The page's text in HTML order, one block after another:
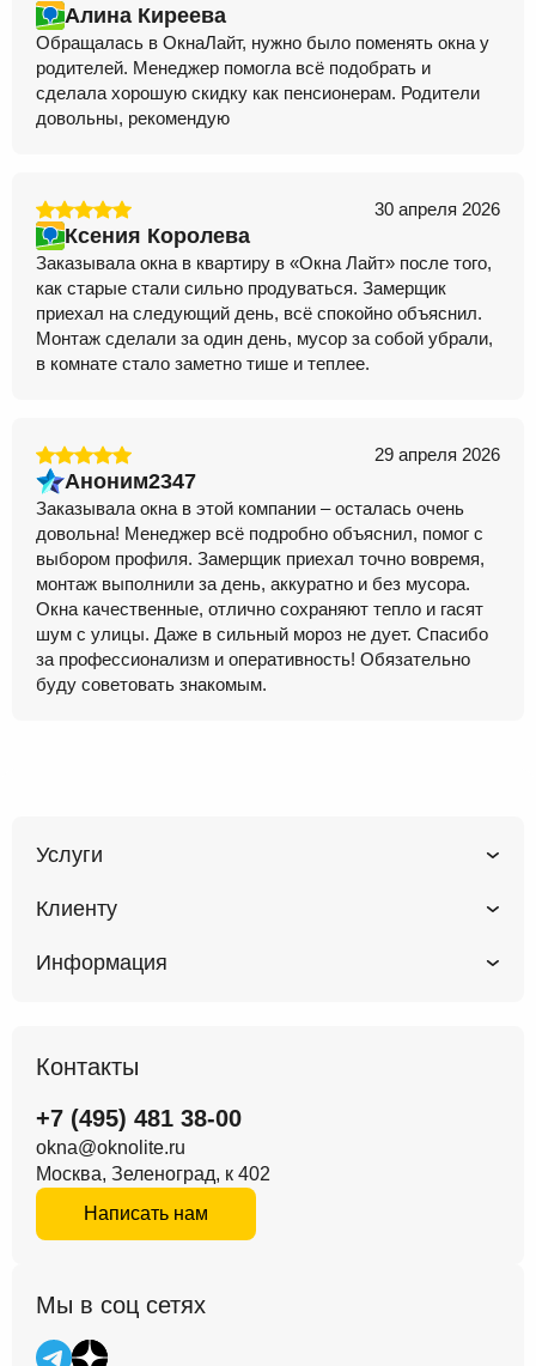
Алина Киреева
Обращалась в ОкнаЛайт, нужно было поменять окна у
родителей. Менеджер помогла всё подобрать и
сделала хорошую скидку как пенсионерам. Родители
довольны, рекомендую
30 апреля 2026
Ксения Королева
Заказывала окна в квартиру в «Окна Лайт» после того,
как старые стали сильно продуваться. Замерщик
приехал на следующий день, всё спокойно объяснил.
Монтаж сделали за один день, мусор за собой убрали,
в комнате стало заметно тише и теплее.
29 апреля 2026
Аноним2347
Заказывала окна в этой компании – осталась очень
довольна! Менеджер всё подробно объяснил, помог с
выбором профиля. Замерщик приехал точно вовремя,
монтаж выполнили за день, аккуратно и без мусора.
Окна качественные, отлично сохраняют тепло и гасят
шум с улицы. Даже в сильный мороз не дует. Спасибо
за профессионализм и оперативность! Обязательно
буду советовать знакомым.
Услуги
Клиенту
Информация
Контакты
+7 (495) 481 38-00
okna@oknolite.ru
Москва, Зеленоград, к 402
Написать нам
Мы в соц сетях